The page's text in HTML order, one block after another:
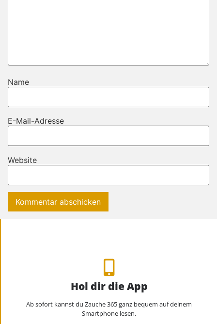
Name
E-Mail-Adresse
Website
Hol dir die App
Ab sofort kannst du Zauche 365 ganz bequem auf deinem
Smartphone lesen.